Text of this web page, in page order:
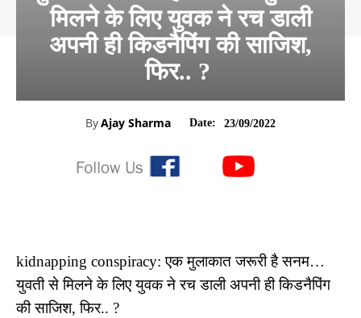
मिलने के लिए युवक ने रच डाली
अपनी ही किडनैपिंग की साजिश,
फिर.. ?
ByAjay Sharma Date: 23/09/2022
kidnapping conspiracy: एक मुलाकात जरूरी है सनम…
युवती से मिलने के लिए युवक ने रच डाली अपनी ही किडनैपिंग
की साजिश, फिर.. ?